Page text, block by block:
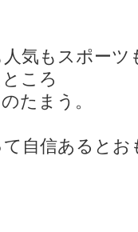
気もスポー
ころ
たまう。
自信あると